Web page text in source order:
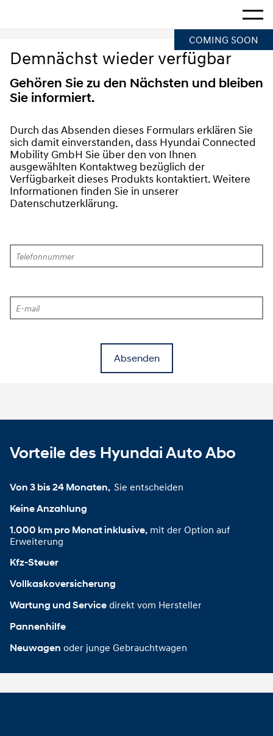
Mehr
COMING SOON
Demnächst wieder verfügbar
Gehören Sie zu den Nächsten und bleiben
Sie informiert.
Durch das Absenden dieses Formulars erklären Sie
sich damit einverstanden, dass Hyundai Connected
Mobility GmbH Sie über den von Ihnen
ausgewählten Kontaktweg bezüglich der
Verfügbarkeit dieses Produkts kontaktiert. Weitere
Informationen finden Sie in unserer
Datenschutzerklärung.
Telefonnummer
E-mail
Absenden
Vorteile des Hyundai Auto Abo
Von 3 bis 24 Monaten, Sie entscheiden
Keine Anzahlung
1.000 km pro Monat inklusive, mit der Option auf
Erweiterung
Kfz-Steuer
Vollkaskoversicherung
Wartung und Service direkt vom Hersteller
Pannenhilfe
Neuwagen oder junge Gebrauchtwagen